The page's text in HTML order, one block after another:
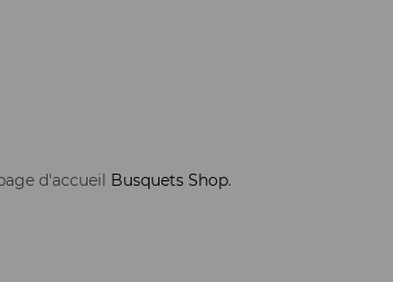
d'accueil Busquets Shop.